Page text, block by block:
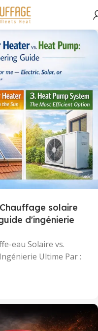
solaire
d'ingénierie
eau Solaire vs.
Ultime Par :